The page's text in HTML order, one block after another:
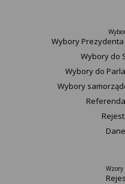
Wybory
Wybory do
Wybory do
Wybory